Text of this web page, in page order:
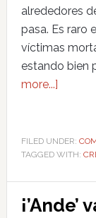
alrededores
pasa. Es raro
víctimas
estando bien
more...]
FILED UNDER:
TAGGED WITH:
¡’Ande’